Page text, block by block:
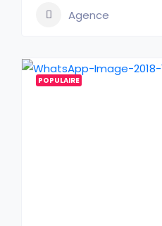
Agence
POPULAIRE